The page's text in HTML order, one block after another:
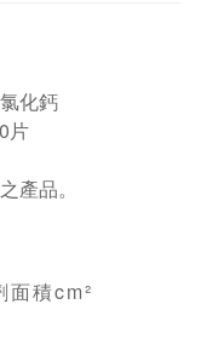
化鈣
片
產品。
積cm²